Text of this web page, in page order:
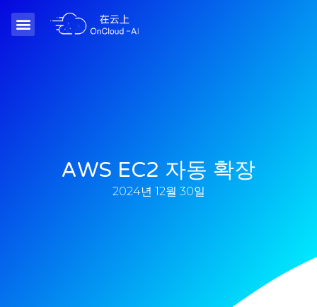
AWS EC2 자동 확장
2024년 12월 30일